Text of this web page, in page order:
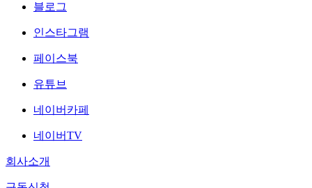
블로그
인스타그램
페이스북
유튜브
네이버카페
네이버TV
회사소개